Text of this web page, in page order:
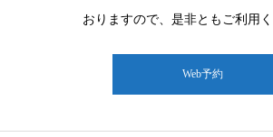
おりますので、是非ともご利用く
Web予約